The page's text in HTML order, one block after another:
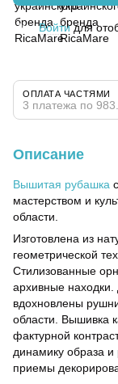
% Войтидля
ОПЛАТА ЧАСТЯМИ
3 платежа по
Описание
Вышитая рубашка
мастерством и
области.
Изготовлена из
геометрической
Стилизованные
архивные
вдохновлены
области. Вышивка
фактурной
динамику образа
приемы